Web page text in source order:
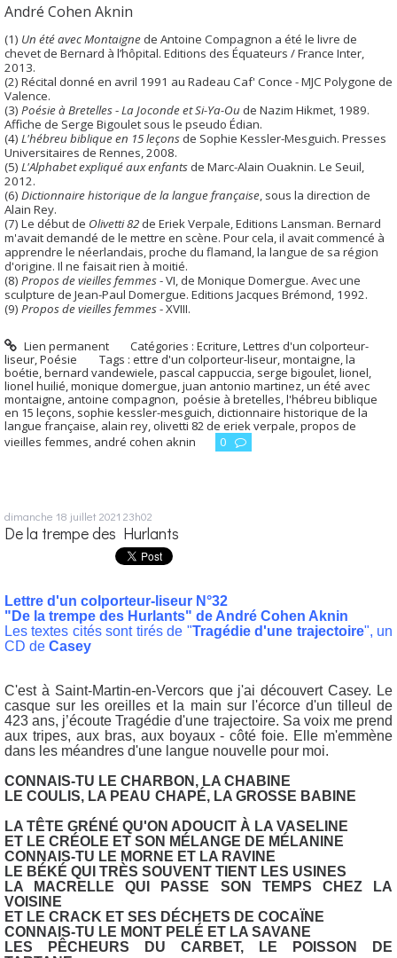
André Cohen Aknin
(1) Un été avec Montaignede Antoine Compagnon a été le livre de
chevet de Bernard à l’hôpital. Editions des Équateurs / France Inter,
2013.
(2) Récital donné en avril 1991 au Radeau Caf' Conce - MJC Polygone de
Valence.
(3) Poésie à Bretelles- La Joconde et Si-Ya-Oude Nazim Hikmet, 1989.
Affiche de Serge Bigoulet sous le pseudo Édian.
(4) L'hébreu biblique en 15 leçonsde Sophie Kessler-Mesguich. Presses
Universitaires de Rennes, 2008.
(5) L'Alphabet expliqué aux enfantsde Marc-Alain Ouaknin. Le Seuil,
2012.
(6) Dictionnaire historique de la langue française , sous la direction de
Alain Rey.
(7) Le début de Olivetti 82de Eriek Verpale, Editions Lansman. Bernard
m'avait demandé de le mettre en scène. Pour cela, il avait commencé à
apprendre le néerlandais, proche du flamand, la langue de sa région
d'origine. Il ne faisait rien à moitié.
(8) Propos de vieilles femmes- VI, de Monique Domergue. Avec une
sculpture de Jean-Paul Domergue. Editions Jacques Brémond, 1992.
(9) Propos de vieilles femmes- XVIII.
Lien permanent Catégories :Ecriture,Lettres d'un colporteur-
liseur,Poésie Tags : ettre d'un colporteur-liseur,montaigne,la
boétie,bernard vandewiele,pascal cappuccia, serge bigoulet,lionel,
lionel huilié,monique domergue,juan antonio martinez,un été avec
montaigne, antoine compagnon, poésie à bretelles,l'hébreu biblique
en 15 leçons, sophie kessler-mesguich, dictionnaire historique de la
langue française, alain rey, olivetti 82 de eriek verpale,propos de
vieilles femmes, andré cohen aknin 0
dimanche 18 juillet 2021 23h02
De la trempe des Hurlants
Lettre d'un colporteur-liseur N°32
"De la trempe des Hurlants" de André Cohen Aknin
Les textes cités sont tirés de "Tragédie d'une trajectoire", un
CD de Casey
C'est à Saint-Martin-en-Vercors que j'ai découvert Casey. Le
casque sur les oreilles et la main sur l'écorce d'un tilleul de
423 ans, j’écoute Tragédie d'une trajectoire. Sa voix me prend
aux tripes, aux bras, aux boyaux - côté foie. Elle m'emmène
dans les méandres d'une langue nouvelle pour moi.
CONNAIS-TU LE CHARBON, LA CHABINE
LE COULIS, LA PEAU CHAPÉ, LA GROSSE BABINE
LA TÊTE GRÉNÉ QU'ON ADOUCIT À LA VASELINE
ET LE CRÉOLE ET SON MÉLANGE DE MÉLANINE
CONNAIS-TU LE MORNE ET LA RAVINE
LE BÉKÉ QUI TRÈS SOUVENT TIENT LES USINES
LA MACRELLE QUI PASSE SON TEMPS CHEZ LA
VOISINE
ET LE CRACK ET SES DÉCHETS DE COCAÏNE
CONNAIS-TU LE MONT PELÉ ET LA SAVANE
LES PÊCHEURS DU CARBET, LE POISSON DE